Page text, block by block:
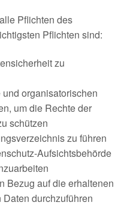
Pflichten des
Pflichten sind:
zu
organisatorischen
um die Rechte der
schützen
zu führen
Aufsichtsbehörde
Bezug auf die erhaltenen
durchzuführen